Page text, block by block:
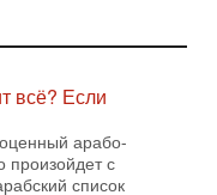
месте в
речь идет
всё? Если
арабо-
произойдет с
список